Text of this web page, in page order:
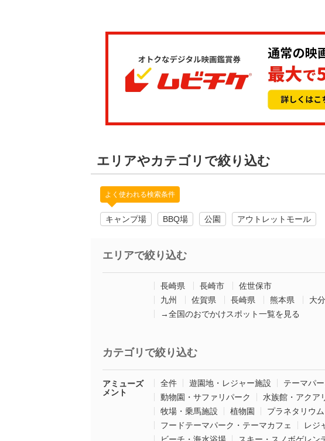
エリアやカテゴリで絞り込む
よく使われる検索条件
キャンプ場 BBQ場 公園 アウトレットモール
エリアで絞り込む
長崎県 長崎市
佐世保市
九州
佐賀県 長崎県 熊本県 大
→全国のおでかけスポット一覧を見る
カテゴリで絞り込む
アミューズ
メント
全件 遊園地・レジャー施設
テーマパ
動物園・サファリパーク
水族館・アクア
牧場・乗馬施設
植物園 プラネタリウ
フードテーマパーク・テーマカフェ
レジ